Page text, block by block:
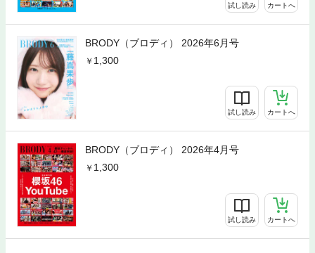
試し読み カートへ
BRODY（ブロディ） 2026年6月号
1,300
試し読み カートへ
BRODY（ブロディ） 2026年4月号
1,300
試し読み カートへ